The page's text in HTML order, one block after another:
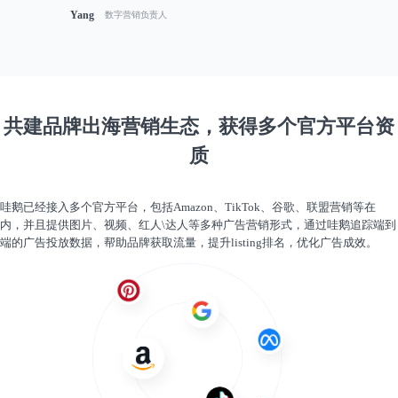
Yang 数字营销负责人
共建品牌出海营销生态，获得多个官方平台资
质
哇鹅已经接入多个官方平台，包括Amazon、TikTok、谷歌、联盟营销等在
内，并且提供图片、视频、红人\达人等多种广告营销形式，通过哇鹅追踪端到
端的广告投放数据，帮助品牌获取流量，提升listing排名，优化广告成效。